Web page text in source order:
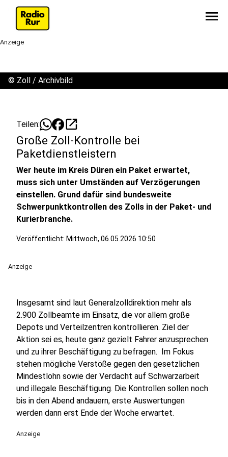
menu
Anzeige
© Zoll / Archivbild
Teilen: open_in_new
Große Zoll-Kontrolle bei
Paketdienstleistern
Wer heute im Kreis Düren ein Paket erwartet,
muss sich unter Umständen auf Verzögerungen
einstellen. Grund dafür sind bundesweite
Schwerpunktkontrollen des Zolls in der Paket- und
Kurierbranche.
Veröffentlicht: Mittwoch, 06.05.2026 10:50
Anzeige
Insgesamt sind laut Generalzolldirektion mehr als
2.900 Zollbeamte im Einsatz, die vor allem große
Depots und Verteilzentren kontrollieren. Ziel der
Aktion sei es, heute ganz gezielt Fahrer anzusprechen
und zu ihrer Beschäftigung zu befragen. Im Fokus
stehen mögliche Verstöße gegen den gesetzlichen
Mindestlohn sowie der Verdacht auf Schwarzarbeit
und illegale Beschäftigung. Die Kontrollen sollen noch
bis in den Abend andauern, erste Auswertungen
werden dann erst Ende der Woche erwartet.
Anzeige